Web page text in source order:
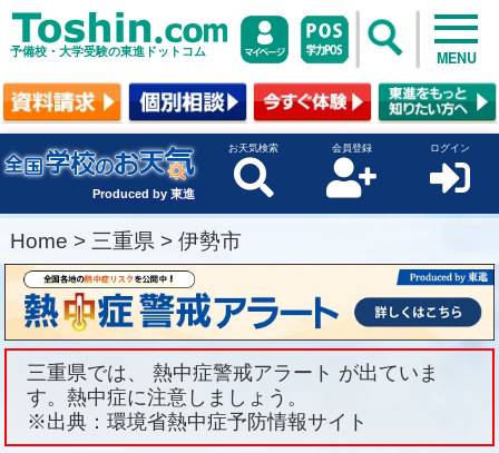
予備校・大学受験の東進ドットコム MENU
Produced by 東進
お天気検索 会員登録 ログイン
Home > 三重県 > 伊勢市
三重県では、 熱中症警戒アラート が出ていま
す。熱中症に注意しましょう。
※出典：環境省熱中症予防情報サイト